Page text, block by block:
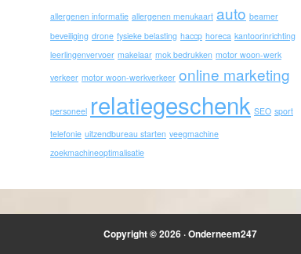
allergenen informatie allergenen menukaart auto beamer
beveiliging drone fysieke belasting haccp horeca kantoorinrichting
leerlingenvervoer makelaar mok bedrukken motor woon-werk
verkeer motor woon-werkverkeer online marketing
personeel relatiegeschenk SEO sport
telefonie uitzendbureau starten veegmachine
zoekmachineoptimalisatie
Copyright © 2026 · Onderneem247